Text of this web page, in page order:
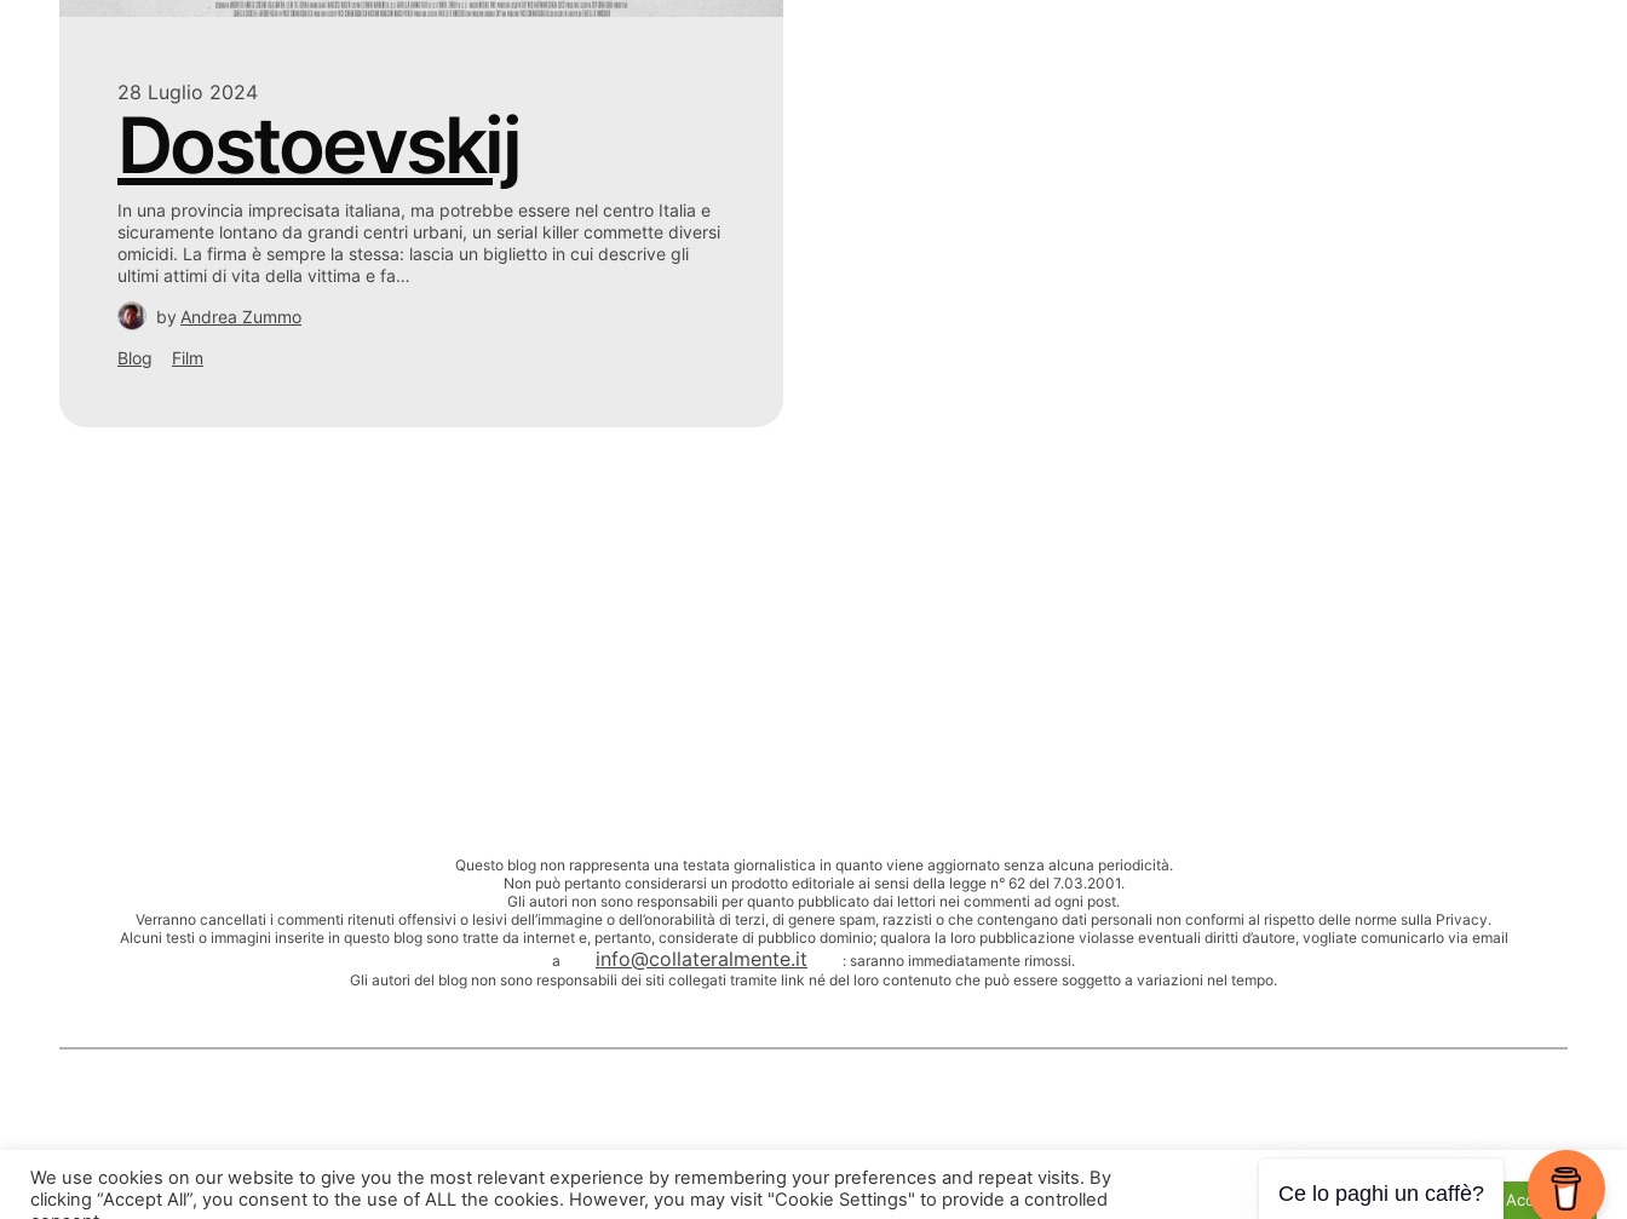
28 Luglio 2024
Dostoevskij
In una provincia imprecisata italiana, ma potrebbe essere nel centro Italia e
sicuramente lontano da grandi centri urbani, un serial killer commette diversi
omicidi. La firma è sempre la stessa: lascia un biglietto in cui descrive gli
ultimi attimi di vita della vittima e fa…
by Andrea Zummo
Blog
Film
Questo blog non rappresenta una testata giornalistica in quanto viene aggiornato senza alcuna periodicità.
Non può pertanto considerarsi un prodotto editoriale ai sensi della legge n° 62 del 7.03.2001.
Gli autori non sono responsabili per quanto pubblicato dai lettori nei commenti ad ogni post.
Verranno cancellati i commenti ritenuti offensivi o lesivi dell’immagine o dell’onorabilità di terzi, di genere spam, razzisti o che contengano dati personali non conformi al rispetto delle norme sulla Privacy.
Alcuni testi o immagini inserite in questo blog sono tratte da internet e, pertanto, considerate di pubblico dominio; qualora la loro pubblicazione violasse eventuali diritti d’autore, vogliate comunicarlo via email
a
info@collateralmente.it
: saranno immediatamente rimossi.
Gli autori del blog non sono responsabili dei siti collegati tramite link né del loro contenuto che può essere soggetto a variazioni nel tempo.
We use cookies on our website to give you the most relevant experience by remembering your preferences and repeat visits. By
clicking “Accept All”, you consent to the use of ALL the cookies. However, you may visit "Cookie Settings" to provide a controlled
Cookie Settings Accept All
Ce lo paghi un caffè?